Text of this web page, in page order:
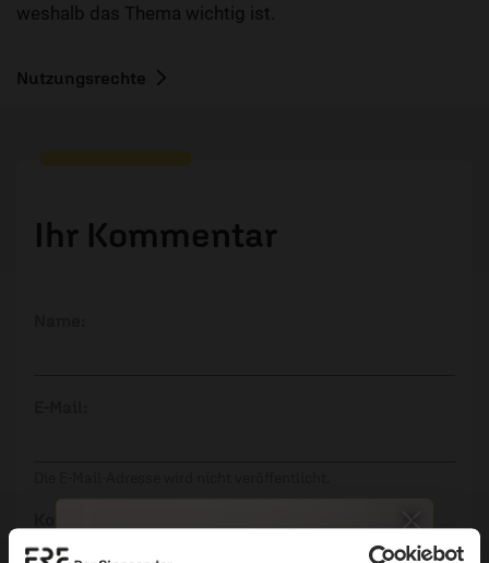
weshalb das Thema wichtig ist.
Nutzungsrechte
Ihr Kommentar